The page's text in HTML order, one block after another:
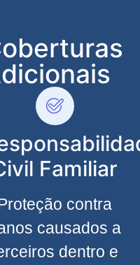
Familiar
contra
causados a
dentro e